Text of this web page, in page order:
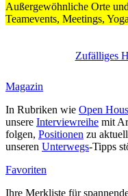
Außer­ge­wöhn­liche Orte
Team­e­vents, Mee­tings,
Zufäl­liges
Magazin
In Rubriken wie Open
unsere Inter­view­reihe mit
folgen, Posi­tionen zu
unseren Unterwegs-Tipps
Favo­riten
Ihre Merk­liste für